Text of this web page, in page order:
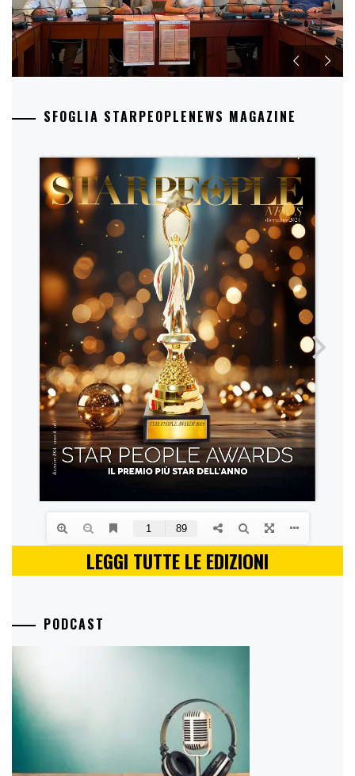
SFOGLIA STARPEOPLENEWS MAGAZINE
LEGGI TUTTE LE EDIZIONI
PODCAST